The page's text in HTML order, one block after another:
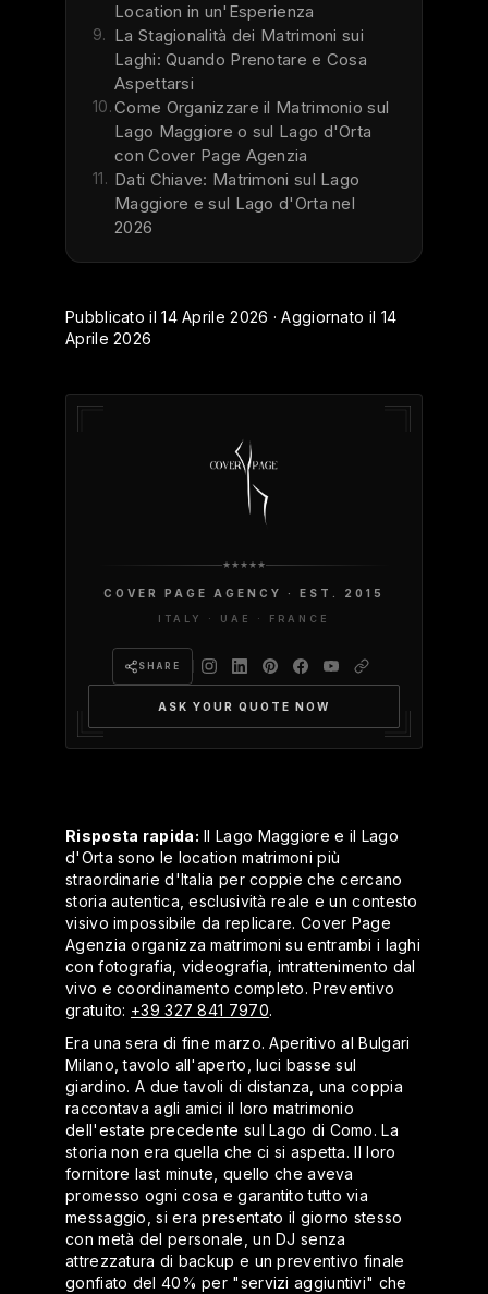
Location in un'Esperienza
9. La Stagionalità dei Matrimoni sui
Laghi: Quando Prenotare e Cosa
Aspettarsi
10.Come Organizzare il Matrimonio sul
Lago Maggiore o sul Lago d'Orta
con Cover Page Agenzia
11. Dati Chiave: Matrimoni sul Lago
Maggiore e sul Lago d'Orta nel
2026
Pubblicato il 14 Aprile 2026 · Aggiornato il 14
Aprile 2026
COVER PAGE AGENCY · EST. 2015
ITALY · UAE · FRANCE
SHARE
ASK YOUR QUOTE NOW
Risposta rapida: Il Lago Maggiore e il Lago
d'Orta sono le location matrimoni più
straordinarie d'Italia per coppie che cercano
storia autentica, esclusività reale e un contesto
visivo impossibile da replicare. Cover Page
Agenzia organizza matrimoni su entrambi i laghi
con fotografia, videografia, intrattenimento dal
vivo e coordinamento completo. Preventivo
gratuito: +39 327 841 7970.
Era una sera di fine marzo. Aperitivo al Bulgari
Milano, tavolo all'aperto, luci basse sul
giardino. A due tavoli di distanza, una coppia
raccontava agli amici il loro matrimonio
dell'estate precedente sul Lago di Como. La
storia non era quella che ci si aspetta. Il loro
fornitore last minute, quello che aveva
promesso ogni cosa e garantito tutto via
messaggio, si era presentato il giorno stesso
con metà del personale, un DJ senza
attrezzatura di backup e un preventivo finale
gonfiato del 40% per "servizi aggiuntivi" che